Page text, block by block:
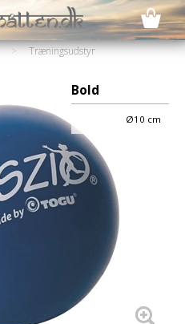
>
Træningsudstyr
Bold
Ø10 cm